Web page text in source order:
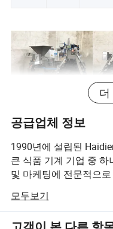
주요 장비:
더
공급업체 정보
1990년에 설립된
큰 식품 기계 기업 중 하
및 마케팅에 전문적으
Haidier는 모든 종류의
어와 숙련된 직원을 보
계에는 로타리 랙 오븐,
모두보기